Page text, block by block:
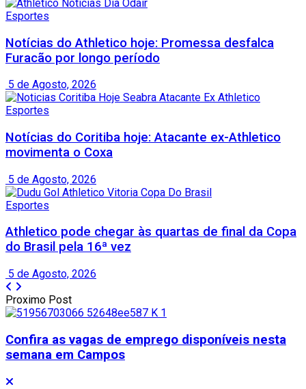
Esportes
Notícias do Athletico hoje: Promessa desfalca
Furacão por longo período
5 de Agosto, 2026
Esportes
Notícias do Coritiba hoje: Atacante ex-Athletico
movimenta o Coxa
5 de Agosto, 2026
Esportes
Athletico pode chegar às quartas de final da Copa
do Brasil pela 16ª vez
5 de Agosto, 2026
Proximo Post
Confira as vagas de emprego disponíveis nesta
semana em Campos